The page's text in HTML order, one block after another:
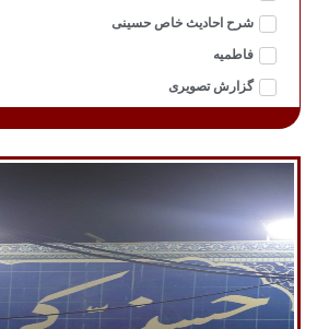
شرح احادیث خاص حسینی
فاطمیه
گزارش تصویری
وفات‌ها
یادواره شهدا